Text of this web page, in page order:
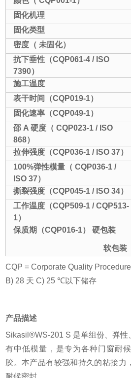
固化机理
固化类型
密度（ 未固化）
抗下垂性（CQP061-4 / ISO
7390）
施工温度
表干时间（CQP019-1）
固化速率（CQP049-1）
邵 A硬度 （ CQP023-1 / ISO
868）
拉伸强度（CQP036-1 / ISO 37）
100%弹性模量 （ CQP036-1 /
ISO37）
撕裂强度（CQP045-1 / ISO 34）
工作温度（CQP509-1 / CQP513-
1）
保质期 （CQP016-1） 硬包装
软包装
CQP = Corporate Quality
B) 28 天 C) 25 ℃以下储存
产品描述
Sikasil®WS-201 S 是单组份、弹性
有中低模量，是专为各种门窗耐
胶。本产品有较强和持久的粘接力
耐候密封。